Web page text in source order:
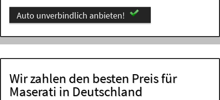
Auto unverbindlich anbieten!
Wir zahlen den besten Preis für
Maserati in Deutschland